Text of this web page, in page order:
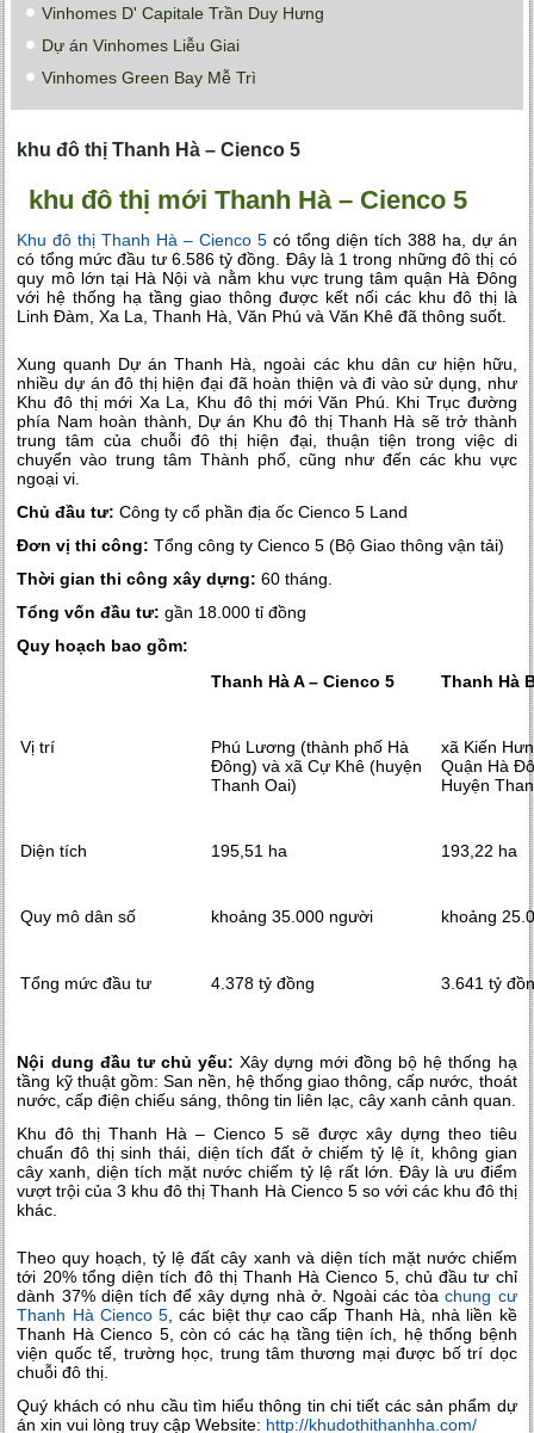
Vinhomes D' Capitale Trần Duy Hưng
Dự án Vinhomes Liễu Giai
Vinhomes Green Bay Mễ Trì
khu đô thị Thanh Hà – Cienco 5
khu đô thị mới Thanh Hà – Cienco 5
Khu đô thị Thanh Hà – Cienco 5 có tổng diện tích 388 ha, dự án
có tổng mức đầu tư 6.586 tỷ đồng. Đây là 1 trong những đô thị có
quy mô lớn tại Hà Nội và nằm khu vực trung tâm quận Hà Đông
với hệ thống hạ tầng giao thông được kết nối các khu đô thị là
Linh Đàm, Xa La, Thanh Hà, Văn Phú và Văn Khê đã thông suốt.
Xung quanh Dự án Thanh Hà, ngoài các khu dân cư hiện hữu,
nhiều dự án đô thị hiện đại đã hoàn thiện và đi vào sử dụng, như
Khu đô thị mới Xa La, Khu đô thị mới Văn Phú. Khi Trục đường
phía Nam hoàn thành, Dự án Khu đô thị Thanh Hà sẽ trở thành
trung tâm của chuỗi đô thị hiện đại, thuận tiện trong việc di
chuyển vào trung tâm Thành phố, cũng như đến các khu vực
ngoại vi.
Chủ đầu tư: Công ty cổ phần địa ốc Cienco 5 Land
Đơn vị thi công: Tổng công ty Cienco 5 (Bộ Giao thông vận tải)
Thời gian thi công xây dựng: 60 tháng.
Tổng vốn đầu tư: gần 18.000 tỉ đồng
Quy hoạch bao gồm:
Thanh Hà A – Cienco 5
Thanh Hà
Vị trí
Phú Lương (thành phố Hà
Đông) và xã Cự Khê (huyện
Thanh Oai)
xã Kiến
Quận Hà
Huyện
Diện tích 195,51 ha 193,22 ha
Quy mô dân số khoảng 35.000 người khoảng
Tổng mức đầu tư 4.378 tỷ đồng 3.641 tỷ
Nội dung đầu tư chủ yếu: Xây dựng mới đồng bộ hệ thống hạ
tầng kỹ thuật gồm: San nền, hệ thống giao thông, cấp nước, thoát
nước, cấp điện chiếu sáng, thông tin liên lạc, cây xanh cảnh quan.
Khu đô thị Thanh Hà – Cienco 5 sẽ được xây dựng theo tiêu
chuẩn đô thị sinh thái, diện tích đất ở chiếm tỷ lệ ít, không gian
cây xanh, diện tích mặt nước chiếm tỷ lệ rất lớn. Đây là ưu điểm
vượt trội của 3 khu đô thị Thanh Hà Cienco 5 so với các khu đô thị
khác.
Theo quy hoạch, tỷ lệ đất cây xanh và diện tích mặt nước chiếm
tới 20% tổng diện tích đô thị Thanh Hà Cienco 5, chủ đầu tư chỉ
dành 37% diện tích để xây dựng nhà ở. Ngoài các tòachung cư
Thanh Hà Cienco 5, các biệt thự cao cấp Thanh Hà, nhà liền kề
Thanh Hà Cienco 5, còn có các hạ tầng tiện ích, hệ thống bệnh
viện quốc tế, trường học, trung tâm thương mại được bố trí dọc
chuỗi đô thị.
Quý khách có nhu cầu tìm hiểu thông tin chi tiết các sản phẩm dự
án xin vui lòng truy cập Website: http://khudothithanhha.com/